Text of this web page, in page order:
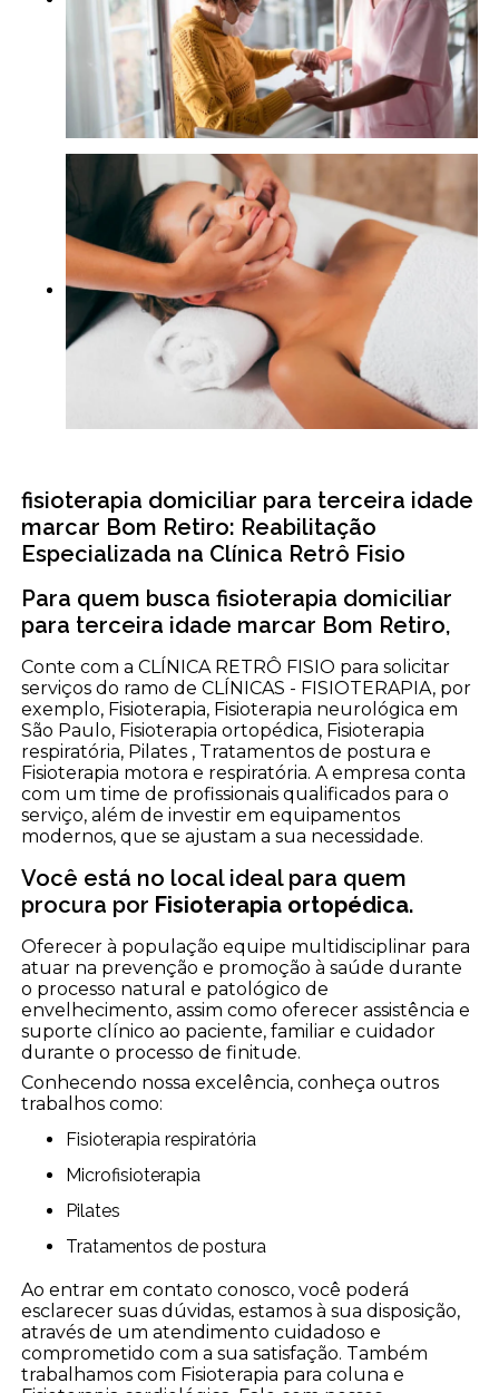
fisioterapia domiciliar para terceira idade
marcar Bom Retiro: Reabilitação
Especializada na Clínica Retrô Fisio
Para quem busca fisioterapia domiciliar
para terceira idade marcar Bom Retiro,
Conte com a CLÍNICA RETRÔ FISIO para solicitar
serviços do ramo de CLÍNICAS - FISIOTERAPIA, por
exemplo, Fisioterapia, Fisioterapia neurológica em
São Paulo, Fisioterapia ortopédica, Fisioterapia
respiratória, Pilates , Tratamentos de postura e
Fisioterapia motora e respiratória. A empresa conta
com um time de profissionais qualificados para o
serviço, além de investir em equipamentos
modernos, que se ajustam a sua necessidade.
Você está no local ideal para quem
procura por Fisioterapia ortopédica.
Oferecer à população equipe multidisciplinar para
atuar na prevenção e promoção à saúde durante
o processo natural e patológico de
envelhecimento, assim como oferecer assistência e
suporte clínico ao paciente, familiar e cuidador
durante o processo de finitude.
Conhecendo nossa excelência, conheça outros
trabalhos como:
Fisioterapia respiratória
Microfisioterapia
Pilates
Tratamentos de postura
Ao entrar em contato conosco, você poderá
esclarecer suas dúvidas, estamos à sua disposição,
através de um atendimento cuidadoso e
comprometido com a sua satisfação. Também
trabalhamos com Fisioterapia para coluna e